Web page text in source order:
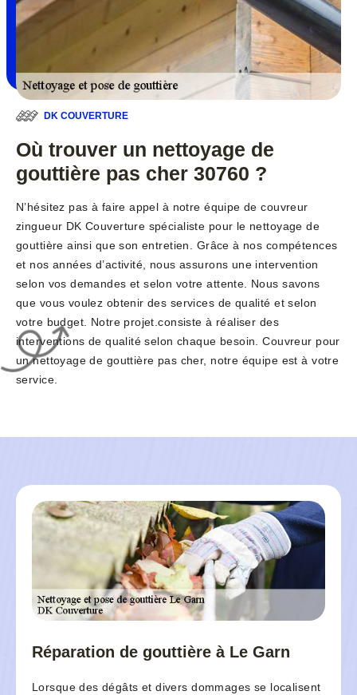
DK COUVERTURE
Où trouver un nettoyage de
gouttière pas cher 30760 ?
N’hésitez pas à faire appel à notre équipe de couvreur
zingueur DK Couverture spécialiste pour le nettoyage de
gouttière ainsi que son entretien. Grâce à nos compétences
et nos années d’activité, nous assurons une intervention
selon vos demandes et selon votre attente. Nous savons
que vous voulez obtenir des services de qualité et selon
votre budget. Notre projet.consiste à réaliser des
interventions de qualité selon chaque besoin. Couvreur pour
un nettoyage de gouttière pas cher, notre équipe est à votre
service.
Réparation de gouttière à Le Garn
Lorsque des dégâts et divers dommages se localisent